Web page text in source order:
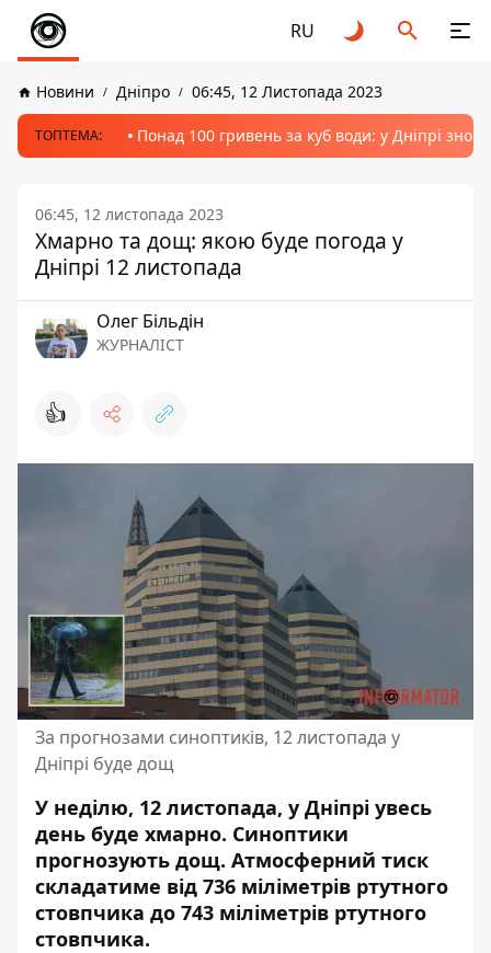
RU
Новини Дніпро 06:45, 12 Листопада 2023
ТОПТЕМА: Понад 100 гривень за куб води: у Дніпрі
06:45, 12 листопада 2023
Хмарно та дощ: якою буде погода у
Дніпрі 12 листопада
Олег Більдін
ЖУРНАЛІСТ
👍
За прогнозами синоптиків, 12 листопада у
Дніпрі буде дощ
У неділю, 12 листопада, у Дніпрі увесь
день буде хмарно. Синоптики
прогнозують дощ. Атмосферний тиск
складатиме від 736 міліметрів ртутного
стовпчика до 743 міліметрів ртутного
стовпчика.